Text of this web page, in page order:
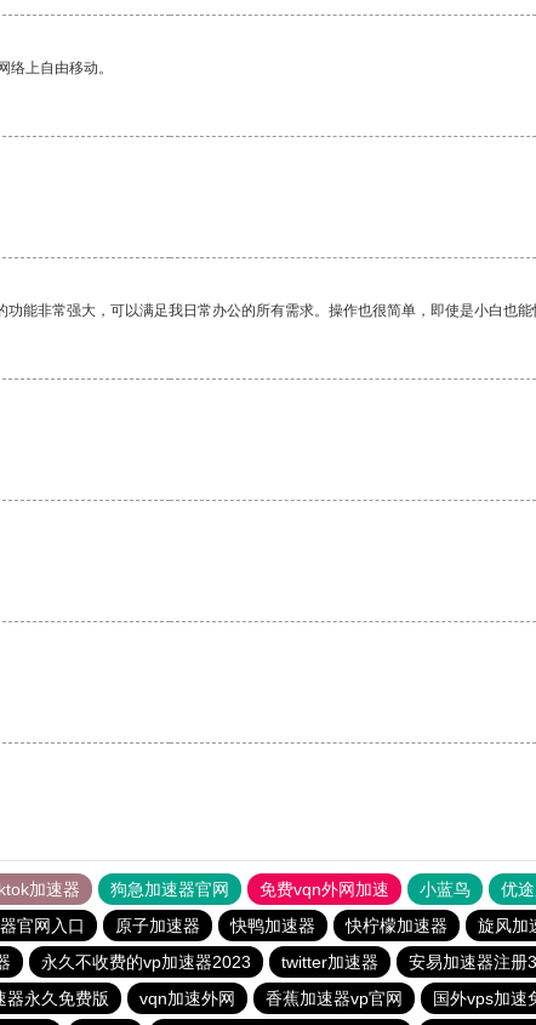
上自由移动。
能非常强大，可以满足我日常办公的所有需求。操作也很简单，即使是小白也能
加速器 狗急加速器官网 免费vqn外网加速 小蓝鸟 优
官网入口 原子加速器 快鸭加速器 快柠檬加速器 旋风加
永久不收费的vp加速器2023 twitter加速器 安易加速器注册
器永久免费版 vqn加速外网 香蕉加速器vp官网 国外vps加速